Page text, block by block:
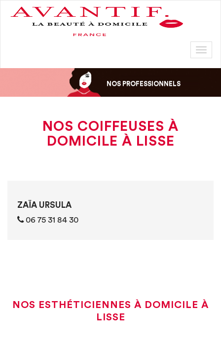
NOS PROFESSIONNELS
NOS COIFFEUSES À
DOMICILE À LISSE
ZAÏA URSULA
06 75 31 84 30
NOS ESTHÉTICIENNES À DOMICILE À
LISSE